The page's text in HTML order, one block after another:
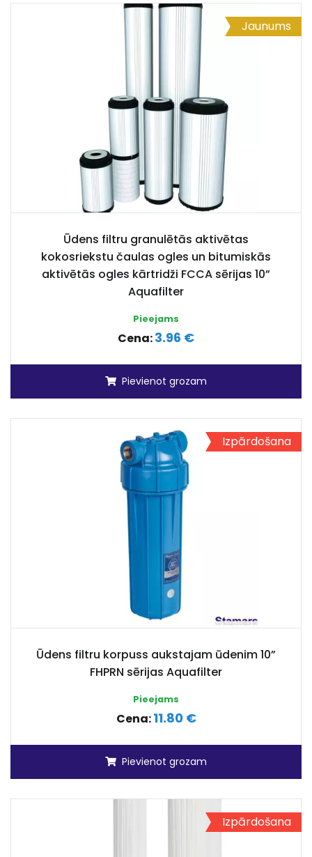
Jaunums
Ūdens filtru granulētās aktivētas
kokosriekstu čaulas ogles un bitumiskās
aktivētās ogles kārtridži FCCA sērijas 10”
Aquafilter
Pieejams
Cena:3.96 €
Pievienot grozam
Izpārdošana
Ūdens filtru korpuss aukstajam ūdenim 10”
FHPRN sērijas Aquafilter
Pieejams
Cena:11.80 €
Pievienot grozam
Izpārdošana